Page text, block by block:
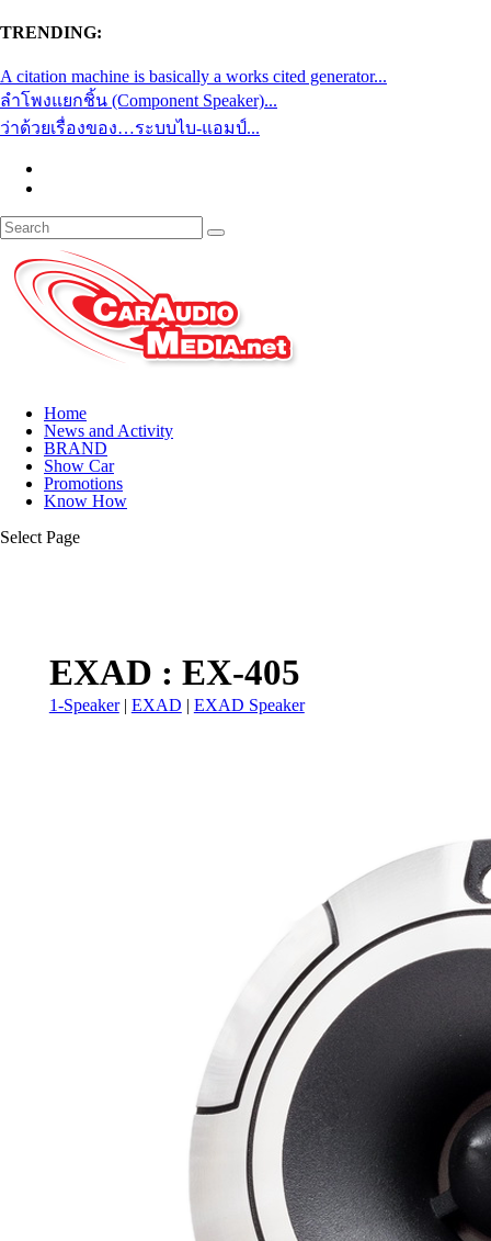
TRENDING:
A citation machine is basically a works cited generator...
ลำโพงแยกชิ้น (Component Speaker)...
ว่าด้วยเรื่องของ…ระบบไบ-แอมป์...
Home
News and Activity
BRAND
Show Car
Promotions
Know How
Select Page
EXAD : EX-405
1-Speaker| EXAD | EXAD Speaker